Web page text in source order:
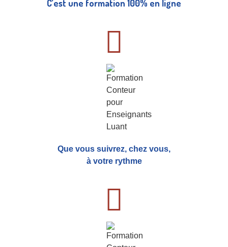
C’est une formation 100% en ligne
Que vous suivrez, chez vous,
à votre rythme